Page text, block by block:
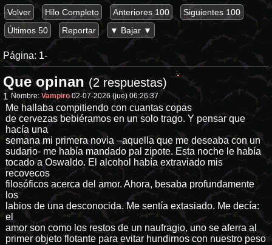
Volver Hilo Completo Anteriores 100
Siguientes 100
Últimos 50
Reportar ▼ Bajar ▼
Página: 1-
Que opinan (2 respuestas)
1 Nombre:Vampiro 02-07-2026 (jue) 06:26:37
Me hallaba compitiendo con cuantas copas
de cervezas bebiéramos en un solo trago. Y pensar que
hacía una
semana mi primera novia –aquella que me deseaba con un
sudario- me había mandado pal zipote. Esta noche le había
tocado a Oswaldo. El alcohol había extraviado mis
recovecos
filosóficos acerca del amor. Ahora, besaba profundamente
los
labios de una desconocida. Me sentía extasiado. Me decía:
el
amor son como los restos de un naufragio, uno se aferra al
primer objeto flotante para evitar hundirnos con nuestro peso